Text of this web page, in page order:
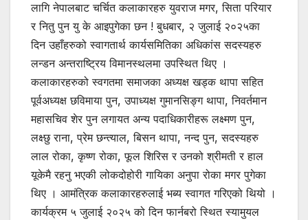
लागि नेपालबाट चर्चित कलाकारहरु युवराज मगर, सिता परियार
र नितु पुन यु के आइपुगेका छन ! बुधबार, २ जुलाई २०२५का
दिन उहाँहरुको स्वागतार्थ कार्यसमितिका अधिकांस सदस्यहरु
लन्डन अन्तराष्ट्रिय विमानस्थलमा उपस्थित थिए ।
कलाकारहरुको स्वगतमा समाजका अध्यक्ष खड्क थापा सहित
पूर्वअध्यक्ष छविमाया पुन, उपाध्यक्ष गुमानसिङ्ग थापा, निवर्तमान
महासचिव शेर पुन लगायत अन्य पदाधिकारीहरू लक्ष्मण पुन,
लक्ष्छु राना, प्रेम छन्त्याल, बिसन थापा, नन्द पुन, सदस्यहरु
लाल रोका, कृष्ण रोका, फूल शिरिस र उनको श्रीमती र हाल
यूकेमै रहनु भएकी लोकदोहोरी गायिका अनुपा रोका मगर पुगेका
थिए । आमंत्रिक कलाकारहरुलाई भब्य स्वागत गरिएको थियो ।
कार्यक्रम ५ जुलाई २०२५ को दिन फार्नबरो स्थित स्यामुयल